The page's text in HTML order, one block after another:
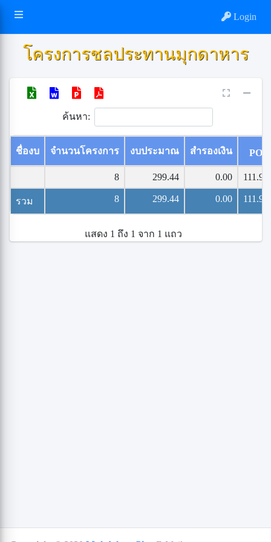
Login
โครงการชลประทานมุกดาหาร
ค้นหา:
ชื่องบ จำนวนโครงการ งบประมาณ สำรองเงิน PO
8 299.44 0.00 111.95
รวม 8 299.44 0.00 111.95
แสดง 1 ถึง 1 จาก 1 แถว